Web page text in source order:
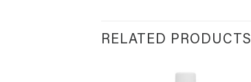
RELATED PRODUCTS